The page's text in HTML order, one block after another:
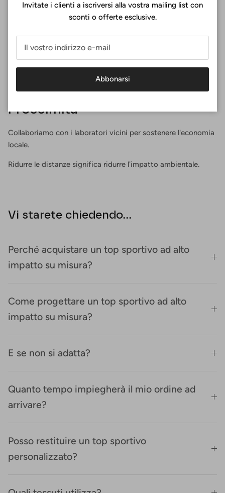
Prossimità
Collaboriamo con i laboratori vicini per sostenere l'economia
locale.
Ridurre le distanze significa ridurre l'impatto ambientale.
Vi starete chiedendo...
Perché acquistare un top sportivo ad alto
impatto su misura?
Come progettare un top sportivo ad alto
impatto su misura?
E se non si adatta?
Quanto tempo impiegherà il mio ordine ad
arrivare?
Posso restituire un top sportivo
personalizzato?
Invitate i clienti a iscriversi alla vostra mailing list con
sconti o offerte esclusive.
Abbonarsi